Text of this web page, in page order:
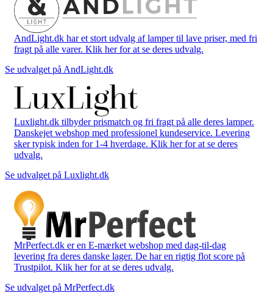
AndLight.dk har et stort udvalg af lamper til lave priser, med fri
fragt på alle varer. Klik her for at se deres udvalg.
Se udvalget på AndLight.dk
Luxlight.dk tilbyder prismatch og fri fragt på alle deres lamper.
Danskejet webshop med professionel kundeservice. Levering
sker typisk inden for 1-4 hverdage. Klik her for at se deres
udvalg.
Se udvalget på Luxlight.dk
MrPerfect.dk er en E-mærket webshop med dag-til-dag
levering fra deres danske lager. De har en rigtig flot score på
Trustpilot. Klik her for at se deres udvalg.
Se udvalget på MrPerfect.dk